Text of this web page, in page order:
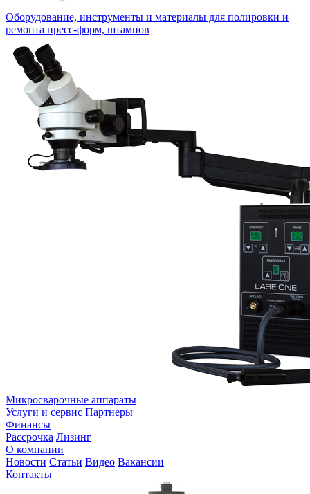
Оборудование, инструменты и материалы для полировки и
ремонта пресс-форм, штампов
Микросварочные аппараты
Услуги и сервис Партнеры
Финансы
Рассрочка Лизинг
О компании
Новости Статьи Видео Вакансии
Контакты